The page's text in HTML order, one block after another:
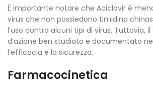
È importante notare che Aciclovir è
virus che non possiedono timidina
l’uso contro alcuni tipi di virus. Tuttavia,
d’azione ben studiato e documentato
l’efficacia e la sicurezza.
Farmacocinetica